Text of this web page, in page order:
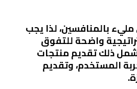
بالمنافسين، لذا يجب
واضحة للتفوق
ذلك تقديم منتجات
المستخدم، وتقديم